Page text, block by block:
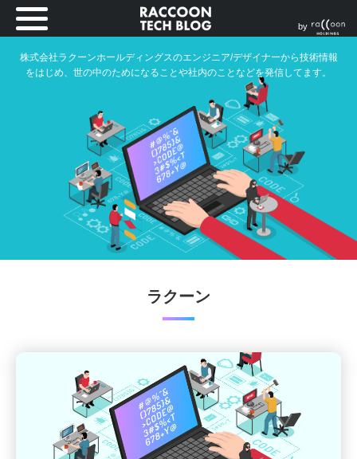
株式会社ラクーンホールディングスのエンジニア/デザイナーから技術情報
をはじめ、世の中のためになることや社内のことなどを発信してます。
by
ラクーン